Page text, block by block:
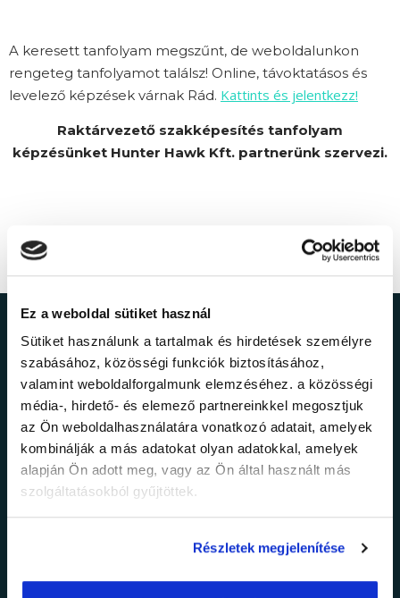
Ez a weboldal sütiket használ
Sütiket használunk a tartalmak és hirdetések személyre
szabásához, közösségi funkciók biztosításához,
valamint weboldalforgalmunk elemzéséhez. a közösségi
média-, hirdető- és elemező partnereinkkel megosztjuk
az Ön weboldalhasználatára vonatkozó adatait, amelyek
kombinálják a más adatokat olyan adatokkal, amelyek
alapján Ön adott meg, vagy az Ön által használt más
szolgáltatásokból gyűjtöttek.
Részletek megjelenítése
A keresett tanfolyam megszűnt, de weboldalunkon
rengeteg tanfolyamot találsz! Online, távoktatásos és
levelező képzések várnak Rád. Kattints és jelentkezz!
Raktárvezető szakképesítés tanfolyam
képzésünket Hunter Hawk Kft. partnerünk szervezi.
Ne maradj le a
legfrissebb
információkról!
Értesülj elsőként legújabb tanfolyamainkról,
legfrissebb híreinkről és időszakos
promócióinkról.